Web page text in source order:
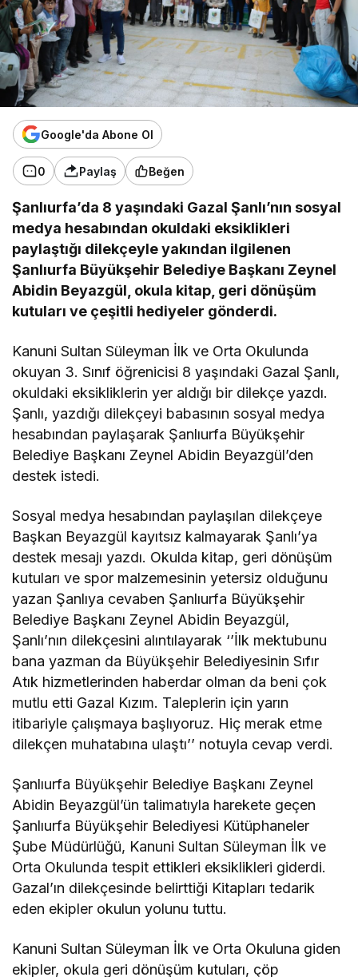
Google'da Abone Ol
0 Paylaş Beğen
Şanlıurfa’da 8 yaşındaki Gazal Şanlı’nın sosyal
medya hesabından okuldaki eksiklikleri
paylaştığı dilekçeyle yakından ilgilenen
Şanlıurfa Büyükşehir Belediye Başkanı Zeynel
Abidin Beyazgül, okula kitap, geri dönüşüm
kutuları ve çeşitli hediyeler gönderdi.
Kanuni Sultan Süleyman İlk ve Orta Okulunda
okuyan 3. Sınıf öğrenicisi 8 yaşındaki Gazal Şanlı,
okuldaki eksikliklerin yer aldığı bir dilekçe yazdı.
Şanlı, yazdığı dilekçeyi babasının sosyal medya
hesabından paylaşarak Şanlıurfa Büyükşehir
Belediye Başkanı Zeynel Abidin Beyazgül’den
destek istedi.
Sosyal medya hesabından paylaşılan dilekçeye
Başkan Beyazgül kayıtsız kalmayarak Şanlı’ya
destek mesajı yazdı. Okulda kitap, geri dönüşüm
kutuları ve spor malzemesinin yetersiz olduğunu
yazan Şanlıya cevaben Şanlıurfa Büyükşehir
Belediye Başkanı Zeynel Abidin Beyazgül,
Şanlı’nın dilekçesini alıntılayarak ‘’İlk mektubunu
bana yazman da Büyükşehir Belediyesinin Sıfır
Atık hizmetlerinden haberdar olman da beni çok
mutlu etti Gazal Kızım. Taleplerin için yarın
itibariyle çalışmaya başlıyoruz. Hiç merak etme
dilekçen muhatabına ulaştı’’ notuyla cevap verdi.
Şanlıurfa Büyükşehir Belediye Başkanı Zeynel
Abidin Beyazgül’ün talimatıyla harekete geçen
Şanlıurfa Büyükşehir Belediyesi Kütüphaneler
Şube Müdürlüğü, Kanuni Sultan Süleyman İlk ve
Orta Okulunda tespit ettikleri eksiklikleri giderdi.
Gazal’ın dilekçesinde belirttiği Kitapları tedarik
eden ekipler okulun yolunu tuttu.
Kanuni Sultan Süleyman İlk ve Orta Okuluna giden
ekipler, okula geri dönüşüm kutuları, çöp